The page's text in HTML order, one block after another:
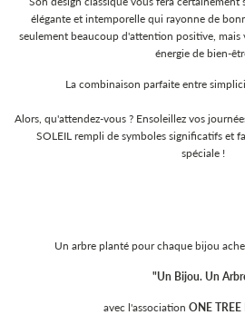
élégante et intemporelle qui rayonne de
seulement beaucoup d'attention positive, mais
énergie de bien-
La combinaison parfaite entre
Alors, qu'attendez-vous ? Ensoleillez vos
SOLEIL rempli de symboles significatifs et
spéciale !
Un arbre planté pour chaque bijou
"Un Bijou. Un
avec l'association ONE